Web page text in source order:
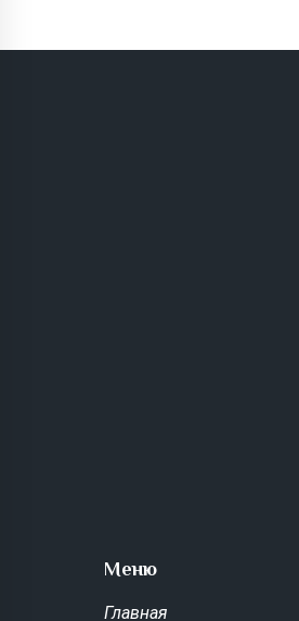
Меню
Главная